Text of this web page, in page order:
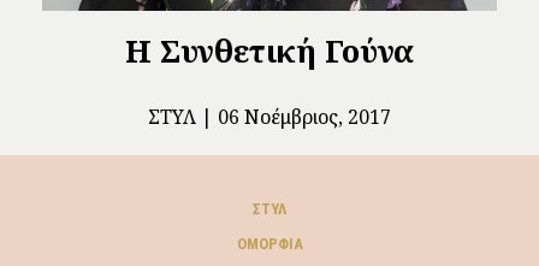
Η Συνθετική Γούνα
ΣΤΥΛ 06 Νοέμβριος, 2017
ΣΤΥΛ
ΟΜΟΡΦΙΆ